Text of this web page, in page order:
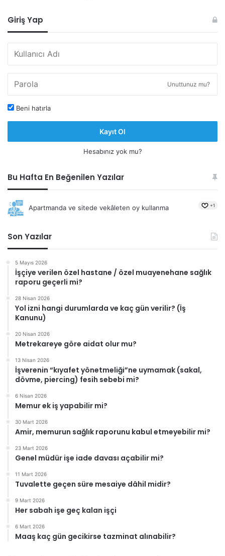
Giriş Yap
Unuttunuz mu?
Beni hatırla
Kayıt Ol
Hesabınız yok mu?
Bu Hafta En Beğenilen Yazılar
Apartmanda ve sitede vekâleten oy kullanma +1
Son Yazılar
5 Mayıs 2026
İşçiye verilen özel hastane / özel muayenehane sağlık
raporu geçerli mi?
28 Nisan 2026
Yol izni hangi durumlarda ve kaç gün verilir? (İş
Kanunu)
20 Nisan 2026
Metrekareye göre aidat olur mu?
13 Nisan 2026
İşverenin “kıyafet yönetmeliği”ne uymamak (sakal,
dövme, piercing) fesih sebebi mi?
6 Nisan 2026
Memur ek iş yapabilir mi?
30 Mart 2026
Amir, memurun sağlık raporunu kabul etmeyebilir mi?
23 Mart 2026
Genel müdür işe iade davası açabilir mi?
11 Mart 2026
Tuvalette geçen süre mesaiye dâhil midir?
9 Mart 2026
Her sabah işe geç kalan işçi
6 Mart 2026
Maaş kaç gün gecikirse tazminat alınabilir?